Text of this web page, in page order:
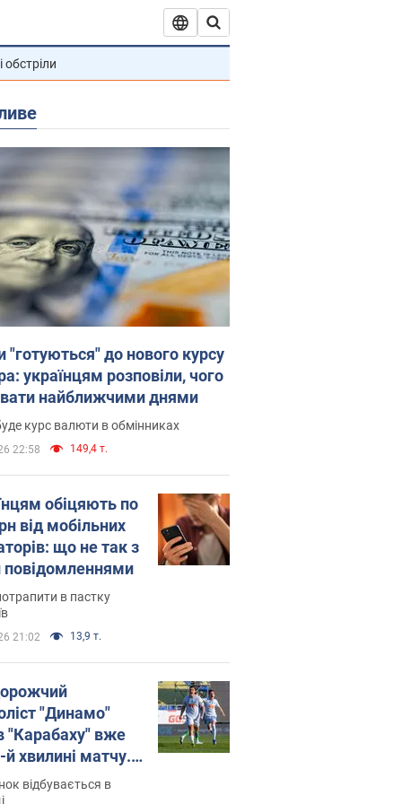
обстріли
"готуються" до нового курсу
українцям розповіли, чого
найближчими днями
курс валюти в обмінниках
22:58 149,4 т.
обіцяють по
від мобільних
що не так з
в пастку
21:02 13,9 т.
"Динамо"
"Карабаху" вже
й хвилині матчу.
відбувається в